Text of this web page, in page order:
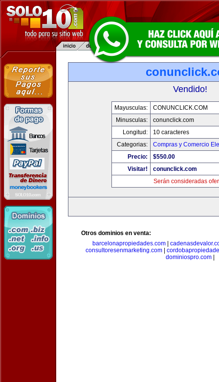
Vendido!
Mayusculas:
CONUNCLICK.COM
Minusculas:
conunclick.com
Longitud:
10 caracteres
Categorias:
Compras y Comercio
Precio:
$550.00
Visitar!
conunclick.com
Serán consideradas
Otros dominios en venta:
barcelonapropiedades.com|
consultoresenmarketing.com
dominiospro.com